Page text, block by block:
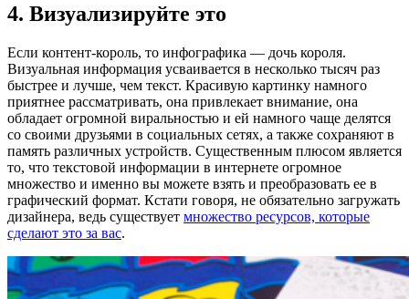
4. Визуализируйте это
Если контент-король, то инфографика — дочь короля.
Визуальная информация усваивается в несколько тысяч раз
быстрее и лучше, чем текст. Красивую картинку намного
приятнее рассматривать, она привлекает внимание, она
обладает огромной виральностью и ей намного чаще делятся
со своими друзьями в социальных сетях, а также сохраняют в
память различных устройств. Существенным плюсом является
то, что текстовой информации в интернете огромное
множество и именно вы можете взять и преобразовать ее в
графический формат. Кстати говоря, не обязательно загружать
дизайнера, ведь существует множество ресурсов, которые
сделают это за вас.